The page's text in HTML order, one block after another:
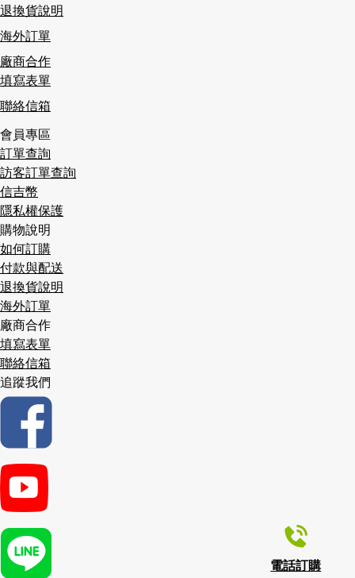
電話訂購
退換貨說明
海外訂單
廠商合作
填寫表單
聯絡信箱
會員專區
訂單查詢
訪客訂單查詢
信吉幣
隱私權保護
購物說明
如何訂購
付款與配送
退換貨說明
海外訂單
廠商合作
填寫表單
聯絡信箱
追蹤我們